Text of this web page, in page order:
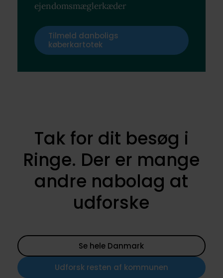
ejendomsmæglerkæder
Tilmeld danboligs
køberkartotek
Tak for dit besøg i
Ringe. Der er mange
andre nabolag at
udforske
Se hele Danmark
Udforsk resten af kommunen